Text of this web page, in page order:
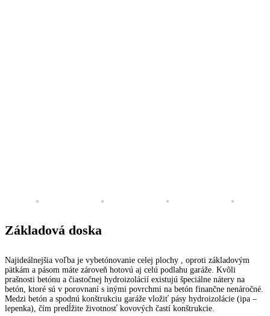
Základová doska
Najideálnejšia voľba je vybetónovanie celej plochy , oproti základovým
pätkám a pásom máte zároveň hotovú aj celú podlahu garáže. Kvôli
prašnosti betónu a čiastočnej hydroizolácií existujú špeciálne nátery na
betón, ktoré sú v porovnaní s inými povrchmi na betón finančne nenáročné.
Medzi betón a spodnú konštrukciu garáže vložiť pásy hydroizolácie (ipa –
lepenka), čím predĺžite životnosť kovových častí konštrukcie.